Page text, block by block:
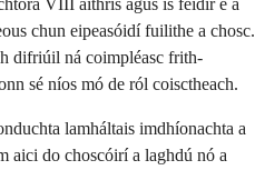
VIII aithris agus is féidir é a
chun eipeasóidí fuilithe a chosc.
difriúil ná coimpléasc frith-
sé níos mó de ról coisctheach.
lamháltais imdhíonachta a
aici do choscóirí a laghdú nó a